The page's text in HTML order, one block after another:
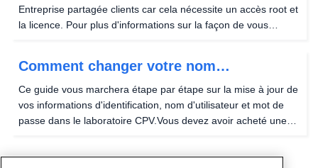
Entreprise partagée clients car cela nécessite un accès root et
la licence. Pour plus d'informations sur la façon de vous
Comment changer votre nom
d'utilisateur / mot de passe (CPV Lab)
Ce guide vous marchera étape par étape sur la mise à jour de
vos informations d'identification, nom d'utilisateur et mot de
passe dans le laboratoire CPV.Vous devez avoir acheté une